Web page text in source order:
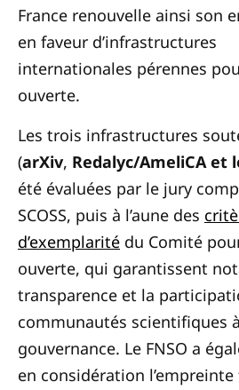
France renouvelle ainsi son
en faveur d’infrastructures
internationales pérennes
ouverte.
Les trois infrastructures
(arXiv, Redalyc/AmeliCA et
été évaluées par le jury
SCOSS, puis à l’aune des
d’exemplarité du Comité
ouverte, qui garantissent
transparence et la
communautés scientifiques
gouvernance. Le FNSO a
en considération